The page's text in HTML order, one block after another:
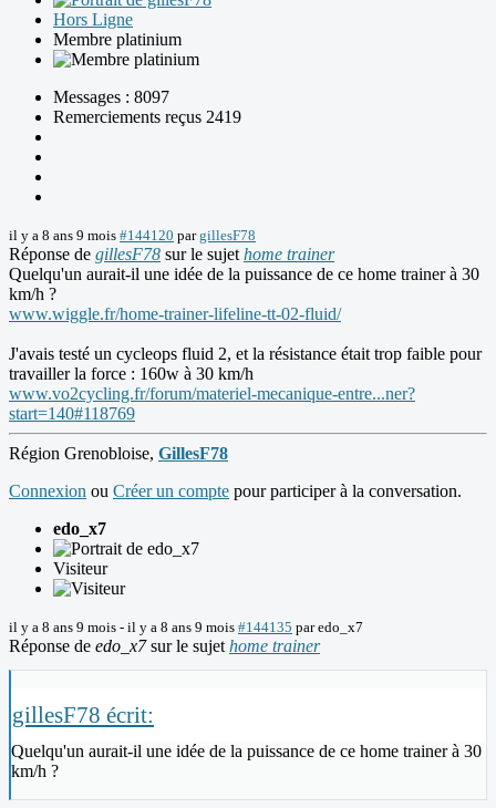
Hors Ligne
Membre platinium
Messages : 8097
Remerciements reçus 2419
il y a 8 ans 9 mois #144120 pargillesF78
Réponse de gillesF78 sur le sujet home trainer
Quelqu'un aurait-il une idée de la puissance de ce home trainer à 30
km/h ?
www.wiggle.fr/home-trainer-lifeline-tt-02-fluid/
J'avais testé un cycleops fluid 2, et la résistance était trop faible pour
travailler la force : 160w à 30 km/h
www.vo2cycling.fr/forum/materiel-mecanique-entre...ner?
start=140#118769
Région Grenobloise, GillesF78
Connexion ou Créer un compte pour participer à la conversation.
edo_x7
Visiteur
il y a 8 ans 9 mois - il y a 8 ans 9 mois #144135 paredo_x7
Réponse de edo_x7sur le sujet home trainer
gillesF78 écrit:
Quelqu'un aurait-il une idée de la puissance de ce home trainer à 30
km/h ?